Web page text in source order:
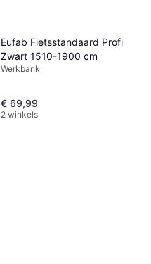
Eufab Fietsstandaard Profi
Zwart 1510-1900 cm
Werkbank
€ 69,99
2 winkels